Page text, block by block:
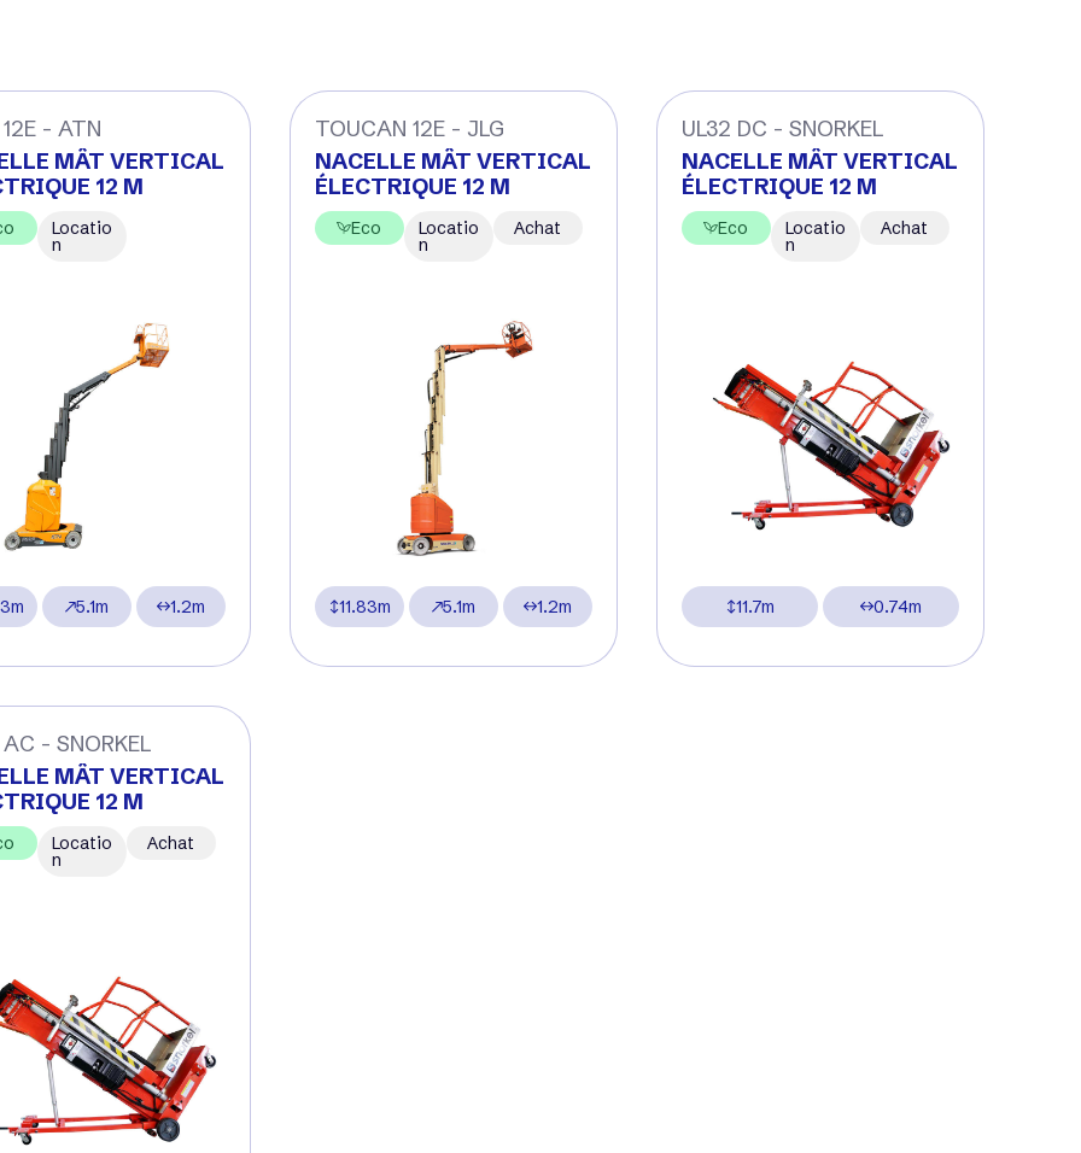
- ATN
MÂT VERTICAL
12 M
Locatio
n
5.1m 1.2m
TOUCAN 12E - JLG
NACELLE MÂT VERTICAL
ÉLECTRIQUE 12 M
Eco Locatio
n
Achat
11.83m 5.1m 1.2m
UL32 DC - SNORKEL
NACELLE MÂT VERTICAL
ÉLECTRIQUE 12 M
Eco Locatio
n
Achat
11.7m 0.74m
- SNORKEL
MÂT VERTICAL
12 M
Locatio
n
Achat